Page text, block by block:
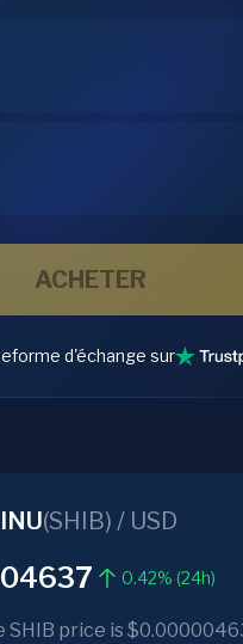
ACHETER
d'échange sur
(SHIB) / USD
0.42% (24h)
SHIB price is